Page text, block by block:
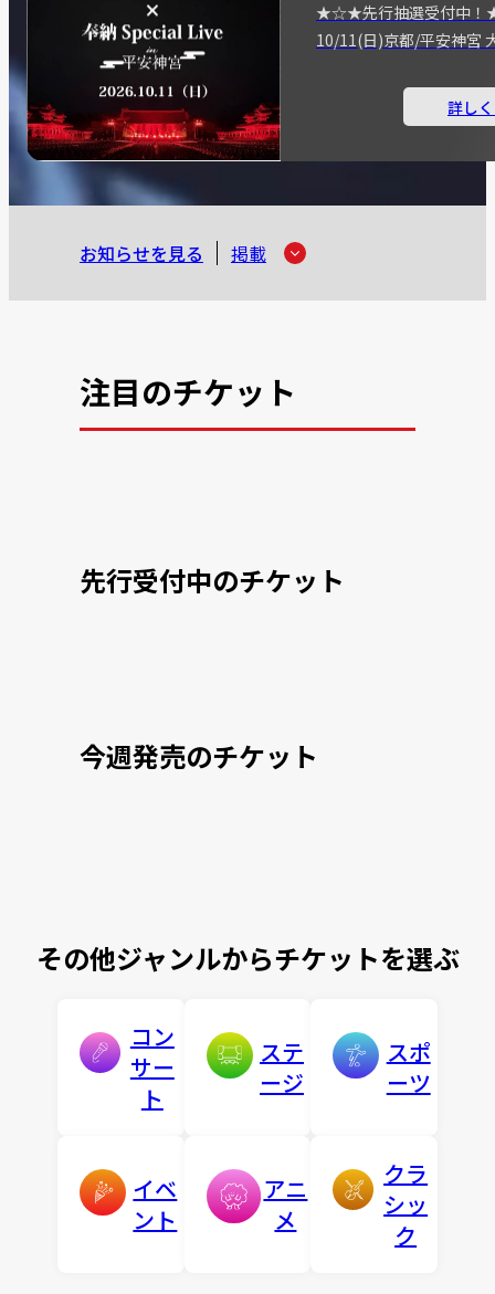
★☆★先行抽選受付中
10/11(日)京都/平安神宮
詳し
お知らせを見る 掲載
注目のチケット
先行受付中のチケット
今週発売のチケット
その他ジャンルからチケットを選ぶ
コン
サー
ト
ステ
ージ
スポ
ーツ
イベ
ント
アニ
メ
クラ
シッ
ク